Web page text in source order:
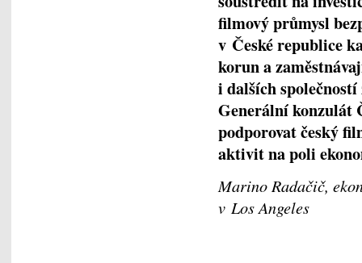
filmový průmysl
v České republice
korun a
i dalších
Generální konzulát
podporovat český
aktivit na poli
Marino Radačič,
v Los Angeles